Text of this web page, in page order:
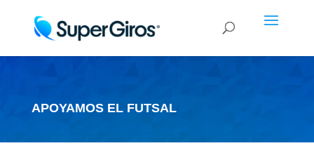
APOYAMOS EL FUTSAL